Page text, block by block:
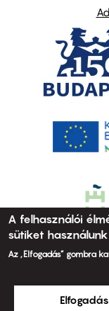
A felhasználói
sütiket használunk
Az „Elfogadás” gombra
Elfogadás